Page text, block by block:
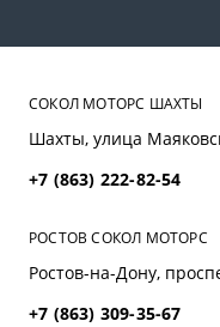
СОКОЛ МОТОРС ШАХТЫ
Шахты, улица
+7 (863) 222-82-54
РОСТОВ СОКОЛ МОТОРС
Ростов-на-Дону,
+7 (863) 309-35-67